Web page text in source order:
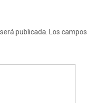
publicada.
Los campos